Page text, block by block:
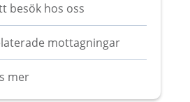
besök hos oss
mottagningar
mer